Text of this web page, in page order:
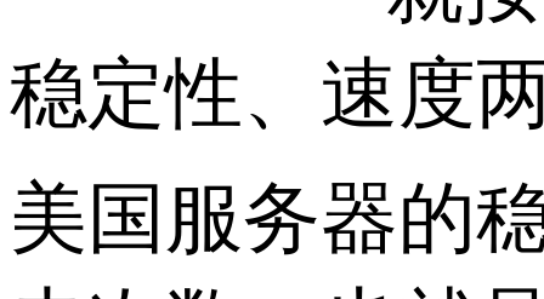
稳定性、速度
美国服务器的